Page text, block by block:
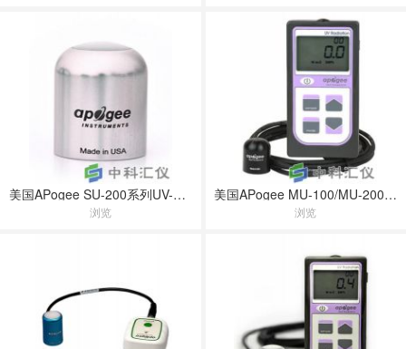
美国APogee SU-200系列UV-A传感器
浏览
美国APogee MU-100/MU-200手持紫外辐射仪
浏览